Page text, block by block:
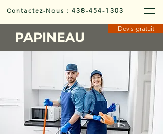
Contactez-Nous :438-454-1303
PAPINEAU
Devis gratuit